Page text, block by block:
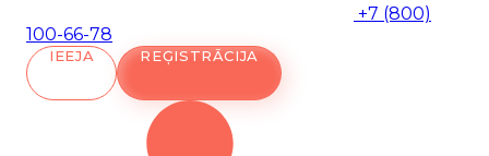
+7 (800)
100-66-78
IEEJA REĢISTRĀCIJA